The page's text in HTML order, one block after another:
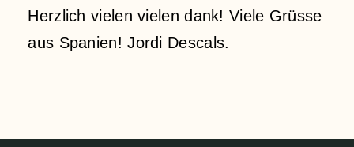
Herzlich vielen vielen dank! Viele Grüsse
aus Spanien! Jordi Descals.